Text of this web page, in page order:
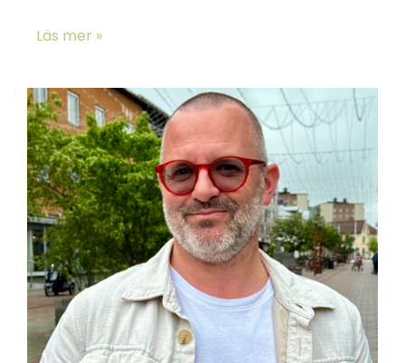
Läs mer »